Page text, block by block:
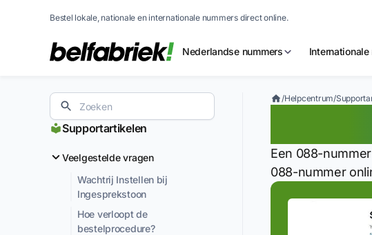
Bestel lokale, nationale en internationale nummers direct online.
Nederlandse nummers Internationale
Supportartikelen
Veelgestelde vragen
Wachtrij Instellen bij
Ingesprekstoon
Hoe verloopt de
bestelprocedure?
/Helpcentrum/
Een 088-
088-nummer